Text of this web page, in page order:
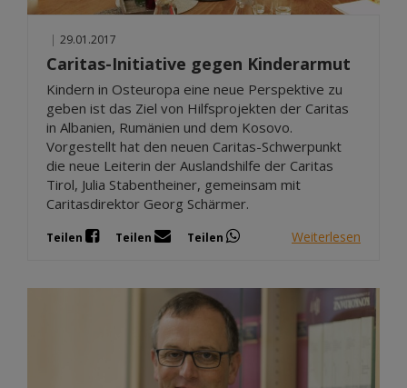
| 29.01.2017
Caritas-Initiative gegen Kinderarmut
Kindern in Osteuropa eine neue Perspektive zu
geben ist das Ziel von Hilfsprojekten der Caritas
in Albanien, Rumänien und dem Kosovo.
Vorgestellt hat den neuen Caritas-Schwerpunkt
die neue Leiterin der Auslandshilfe der Caritas
Tirol, Julia Stabentheiner, gemeinsam mit
Caritasdirektor Georg Schärmer.
Teilen Teilen Teilen Weiterlesen